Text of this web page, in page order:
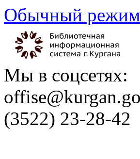
Обычный режим
Мы в соцсетях:
(3522) 23-28-42